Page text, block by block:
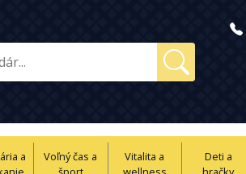
a
Voľný čas a
Vitalita a
Deti a